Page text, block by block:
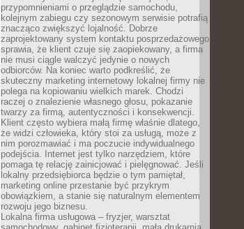
przypomnieniami o przeglądzie samochodu,
kolejnym zabiegu czy sezonowym serwisie potrafią
znacząco zwiększyć lojalność. Dobrze
zaprojektowany system kontaktu posprzedażowego
sprawia, że klient czuje się zaopiekowany, a firma
nie musi ciągle walczyć jedynie o nowych
odbiorców. Na koniec warto podkreślić, że
skuteczny marketing internetowy lokalnej firmy nie
polega na kopiowaniu wielkich marek. Chodzi
raczej o znalezienie własnego głosu, pokazanie
twarzy za firmą, autentyczności i konsekwencji.
Klient często wybiera małą firmę właśnie dlatego,
że widzi człowieka, który stoi za usługą, może z
nim porozmawiać i ma poczucie indywidualnego
podejścia. Internet jest tylko narzędziem, które
pomaga tę relację zainicjować i pielęgnować. Jeśli
lokalny przedsiębiorca będzie o tym pamiętał,
marketing online przestanie być przykrym
obowiązkiem, a stanie się naturalnym elementem
rozwoju jego biznesu.
Lokalna firma usługowa – fryzjer, warsztat